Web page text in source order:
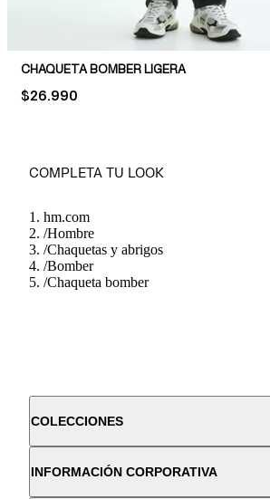
CHAQUETA BOMBER LIGERA
PRICE:
$26.990
COMPLETA TU LOOK
hm.com
/Hombre
/Chaquetas y abrigos
/Bomber
/Chaqueta bomber
COLECCIONES
INFORMACIÓN CORPORATIVA